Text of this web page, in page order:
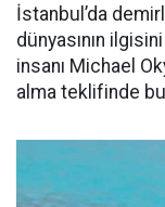
İstanbul’da
dünyasının
insanı Michael
alma teklifinde